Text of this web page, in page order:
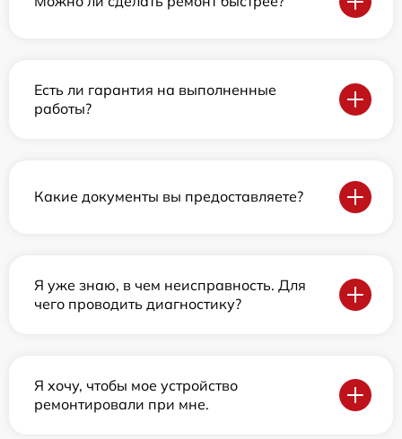
Есть ли гарантия на выполненные
работы?
Какие документы вы предоставляете?
Я уже знаю, в чем неисправность. Для
чего проводить диагностику?
Я хочу, чтобы мое устройство
ремонтировали при мне.